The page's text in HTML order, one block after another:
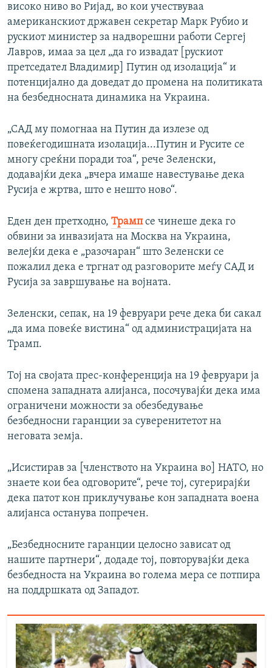
високо ниво во Ријад, во кои учествуваа
американскиот државен секретар Марк Рубио и
рускиот министер за надворешни работи Сергеј
Лавров, имаа за цел „да го извадат [рускиот
претседател Владимир] Путин од изолација“ и
потенцијално да доведат до промена на политиката
на безбедносната динамика на Украина.
„САД му помогнаа на Путин да излезе од
повеќегодишната изолација...Путин и Русите се
многу среќни поради тоа“, рече Зеленски,
додавајќи дека „вчера имаше навестување дека
Русија е жртва, што е нешто ново“.
Еден ден претходно, Трампсе чинеше дека го
обвини за инвазијата на Москва на Украина,
велејќи дека е „разочаран“ што Зеленски се
пожалил дека е тргнат од разговорите меѓу САД и
Русија за завршување на војната.
Зеленски, сепак, на 19 февруари рече дека би сакал
„да има повеќе вистина“ од администрацијата на
Трамп.
Тој на својата прес-конференција на 19 февруари ја
спомена западната алијанса, посочувајќи дека има
ограничени можности за обезбедување
безбедносни гаранции за суверенитетот на
неговата земја.
„Исистирав за [членството на Украина во] НАТО, но
знаете кои беа одговорите“, рече тој, сугерирајќи
дека патот кон приклучување кон западната воена
алијанса останува попречен.
„Безбедносните гаранции целосно зависат од
нашите партнери“, додаде тој, повторувајќи дека
безбедноста на Украина во голема мера се потпира
на поддршката од Западот.